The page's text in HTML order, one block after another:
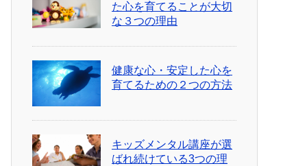
た心を育てることが大切
な３つの理由
健康な心・安定した心を
育てるための２つの方法
キッズメンタル講座が選
ばれ続けている3つの理